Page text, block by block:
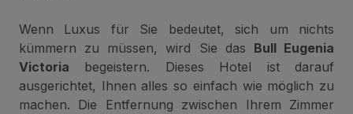
Wenn Luxus für Sie bedeutet, sich um nichts
kümmern zu müssen, wird Sie das Bull Eugenia
Victoria begeistern. Dieses Hotel ist darauf
ausgerichtet, Ihnen alles so einfach wie möglich zu
machen. Die Entfernung zwischen Ihrem Zimmer